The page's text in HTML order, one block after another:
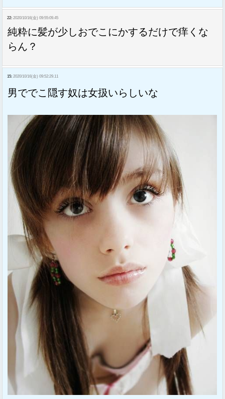
22: 2020/10/16(金) 09:55:09.45
純粋に髪が少しおでこにかするだけで痒くな
らん？
15: 2020/10/16(金) 09:52:29.11
男ででこ隠す奴は女扱いらしいな